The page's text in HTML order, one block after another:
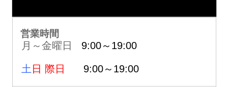
営業時間
月～金曜日 9:00～19:00
土 日 際日 9:00～19:00